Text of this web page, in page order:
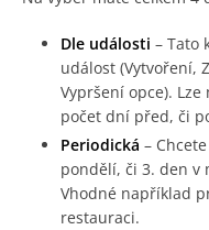
Dle události – Tato
událost (Vytvoření,
Vypršení opce).
počet dní před, či
Periodická –
pondělí, či 3. den v
Vhodné například
restauraci.